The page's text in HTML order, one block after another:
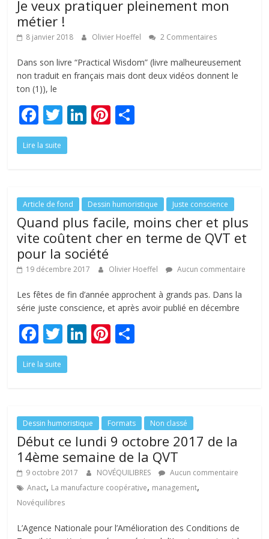
Je veux pratiquer pleinement mon
métier !
8 janvier 2018 Olivier Hoeffel 2 Commentaires
Dans son livre “Practical Wisdom” (livre malheureusement
non traduit en français mais dont deux vidéos donnent le
ton (1)), le
F
ac
e
o
o
k
T
w
itt
Li
dI
n
Pi
st er
Lire la suite
Article de fond Dessin humoristique Juste conscience
Quand plus facile, moins cher et plus
vite coûtent cher en terme de QVT et
pour la société
19 décembre 2017 Olivier Hoeffel Aucun commentaire
Les fêtes de fin d’année approchent à grands pas. Dans la
série juste conscience, et après avoir publié en décembre
F
ac
e
o
o
k
T
w
itt
Li
dI
n
Pi
st er
Lire la suite
Dessin humoristique Formats Non classé
Début ce lundi 9 octobre 2017 de la
14ème semaine de la QVT
9 octobre 2017 NOVÉQUILIBRES
Aucun commentaire
Anact, La manufacture coopérative, management,
Novéquilibres
L’Agence Nationale pour l’Amélioration des Conditions de